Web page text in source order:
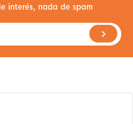
interés, nada de spam